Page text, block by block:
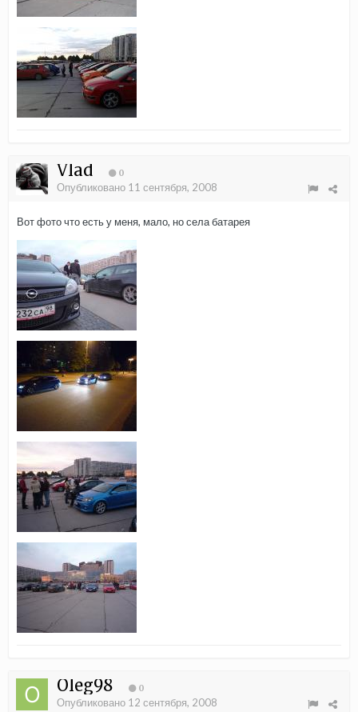
Vlad 0
Опубликовано 11 сентября, 2008
Вот фото что есть у меня, мало, но села батарея
Oleg98 0
Опубликовано 12 сентября, 2008